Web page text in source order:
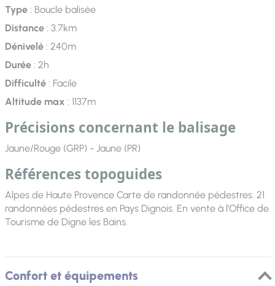
Type: Boucle balisée
Distance: 3.7km
Dénivelé: 240m
Durée: 2h
Difficulté: Facile
Altitude max : 1137m
Précisions concernant le balisage
Jaune/Rouge (GRP) - Jaune (PR)
Références topoguides
Alpes de Haute Provence Carte de randonnée pédestres. 21
randonnées pédestres en Pays Dignois. En vente à l'Office de
Tourisme de Digne les Bains.
Confort et équipements